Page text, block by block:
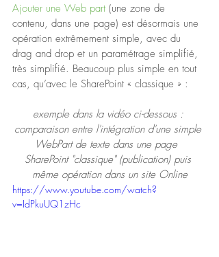
Ajouter une Web part (une zone de
contenu, dans une page) est désormais une
opération extrêmement simple, avec du
drag and drop et un paramétrage simplifié,
très simplifié. Beaucoup plus simple en tout
cas, qu’avec le SharePoint « classique » :
exemple dans la vidéo ci-dessous :
comparaison entre l'intégration d'une simple
WebPart de texte dans une page
SharePoint "classique" (publication) puis
même opération dans un site Online
https://www.youtube.com/watch?
v=IdPkuUQ1zHc